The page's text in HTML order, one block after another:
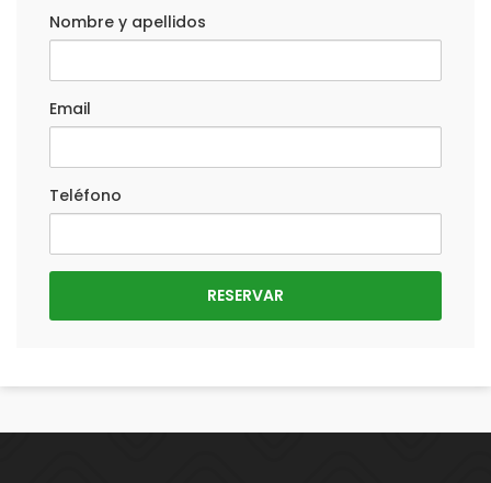
Nombre y apellidos
Email
Teléfono